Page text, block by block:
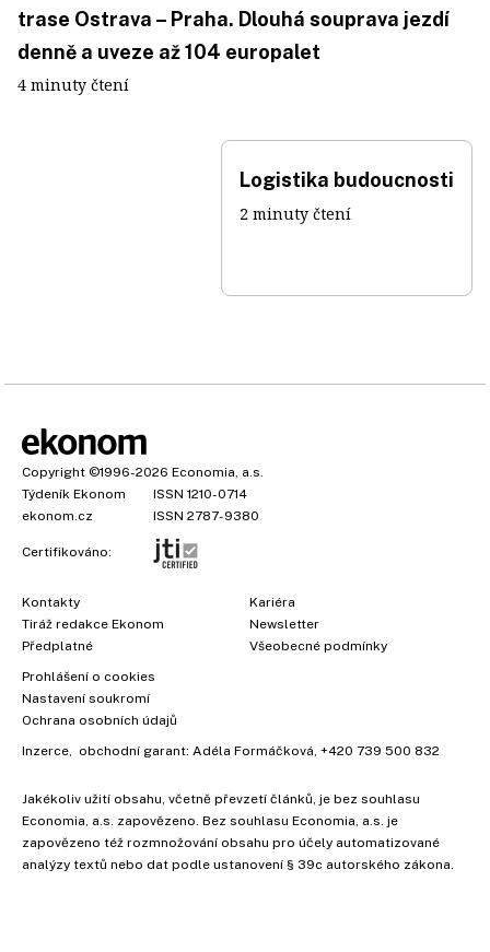
trase Ostrava – Praha. Dlouhá souprava jezdí
denně a uveze až 104 europalet
4 minuty čtení
Logistika budoucnosti
2 minuty čtení
Copyright ©1996-2026 Economia, a.s.
Týdeník Ekonom
ISSN 1210-0714
ekonom.cz
ISSN 2787-9380
Certifikováno:
Kontakty
Tiráž redakce Ekonom
Předplatné
Kariéra
Newsletter
Všeobecné podmínky
Prohlášení o cookies
Nastavení soukromí
Ochrana osobních údajů
Inzerce , obchodní garant: Adéla Formáčková +420 739 500 832
Jakékoliv užití obsahu, včetně převzetí článků, je bez souhlasu
Economia, a.s. zapovězeno. Bez souhlasu Economia, a.s. je
zapovězeno též rozmnožování obsahu pro účely automatizované
analýzy textů nebo dat podle ustanovení § 39c autorského zákona.